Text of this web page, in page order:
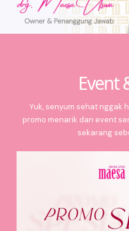
Event
Yuk, senyum sehat nggak
promo menarik dan event
sekarang